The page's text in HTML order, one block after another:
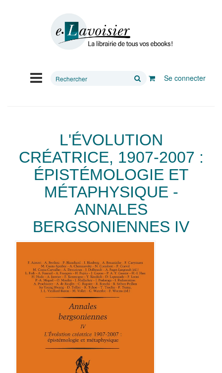
Rechercher
Se connecter
L'ÉVOLUTION
CRÉATRICE, 1907-2007 :
ÉPISTÉMOLOGIE ET
MÉTAPHYSIQUE -
ANNALES
BERGSONIENNES IV